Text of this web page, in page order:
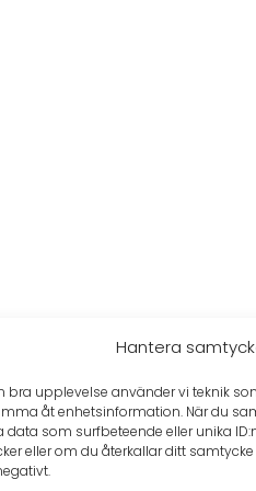
Hantera
bra upplevelse använder vi teknik
åt enhetsinformation. När du
data som surfbeteende eller unika
eller om du återkallar ditt